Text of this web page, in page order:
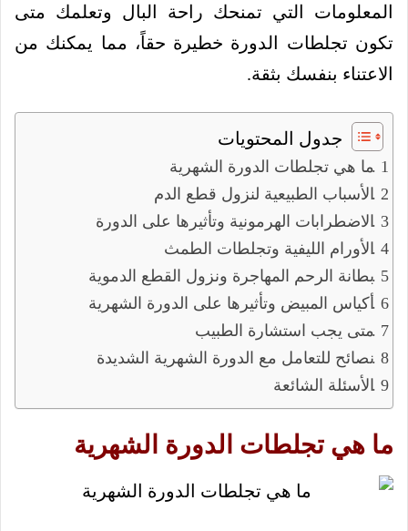
المعلومات التي تمنحك راحة البال وتعلمك متى
تكون تجلطات الدورة خطيرة حقاً، مما يمكنك من
الاعتناء بنفسك بثقة.
جدول المحتويات
ما هي تجلطات الدورة الشهرية
الأسباب الطبيعية لنزول قطع الدم
الاضطرابات الهرمونية وتأثيرها على الدورة
الأورام الليفية وتجلطات الطمث
بطانة الرحم المهاجرة ونزول القطع الدموية
أكياس المبيض وتأثيرها على الدورة الشهرية
متى يجب استشارة الطبيب
نصائح للتعامل مع الدورة الشهرية الشديدة
الأسئلة الشائعة
ما هي تجلطات الدورة الشهرية